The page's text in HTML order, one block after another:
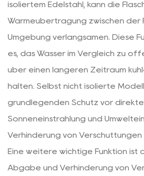
isoliertem Edelstahl, kann die
Wärmeübertragung zwischen der
Umgebung verlangsamen. Diese
es, das Wasser im Vergleich zu
über einen längeren Zeitraum
halten. Selbst nicht isolierte
grundlegenden Schutz vor
Sonneneinstrahlung und
Verhinderung von
Eine weitere wichtige Funktion ist
Abgabe und Verhinderung von